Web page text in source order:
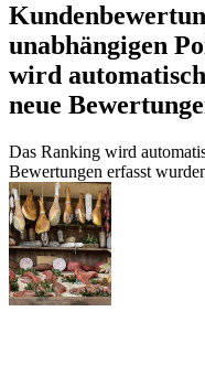
unabhängigen
wird
neue
Das Ranking wird
Bewertungen erfasst